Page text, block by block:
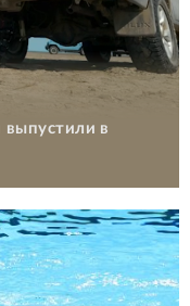
выпустили в